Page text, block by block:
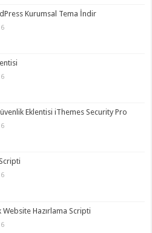
Kurumsal Tema İndir
Eklentisi iThemes Security Pro
Website Hazırlama Scripti